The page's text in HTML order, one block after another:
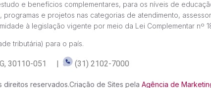
e benefícios complementares, para os níveis de
e projetos nas categorias de atendimento,
à legislação vigente por meio da Lei Complementar nº
tributária) para o país.
30110-051 | (31) 2102-7000
direitos reservados.Criação de Sites pela Agência de